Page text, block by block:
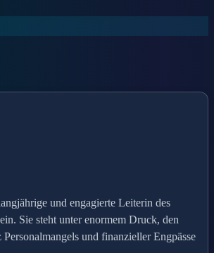
und engagierte Leiterin des
Sie steht unter enormem Druck, den
und finanzieller Engpässe